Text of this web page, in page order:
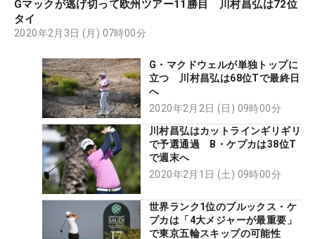
Gマックが逃げ切って欧州ツアー11勝目 川村昌弘は72位
タイ
2020年2月3日 (月) 07時00分
G・マクドウェルが単独トップに
立つ 川村昌弘は68位Tで最終日
へ
2020年2月2日 (日) 09時00分
川村昌弘はカットラインギリギリ
で予選通過 B・ケプカは38位T
で週末へ
2020年2月1日 (土) 09時00分
世界ランク1位のブルックス・ケ
プカは「4大メジャーが最重要」
で東京五輪スキップの可能性